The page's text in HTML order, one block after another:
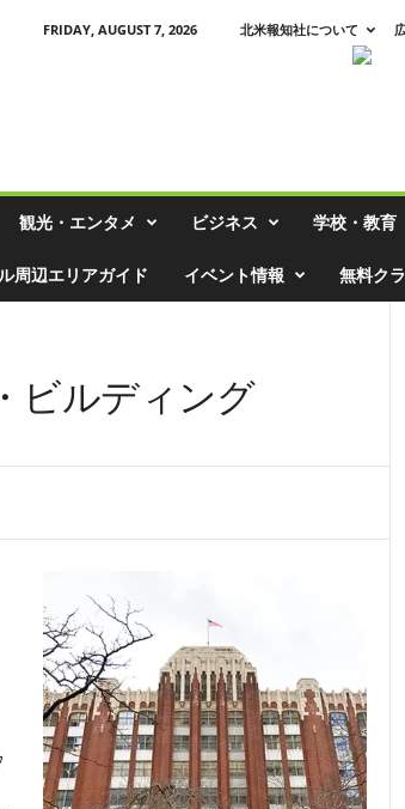
FRIDAY, AUGUST 7, 2026 北米報知社について
観光・エンタメ ビジネス 学校・教育
周辺エリアガイド イベント情報 無料ク
ビルディング